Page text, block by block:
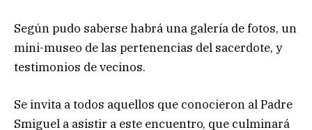
Según pudo saberse habrá una galería de fotos, un
mini-museo de las pertenencias del sacerdote, y
testimonios de vecinos.
Se invita a todos aquellos que conocieron al Padre
Smiguel a asistir a este encuentro, que culminará